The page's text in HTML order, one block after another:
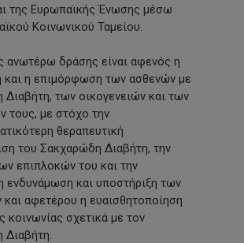
της Ευρωπαϊκής Ένωσης μέσω
Κοινωνικού Ταμείου.
ανωτέρω δράσης είναι αφενός η
και η επιμόρφωση των ασθενών με
των οικογενειών και των
τους, με στόχο την
θεραπευτική
του Σακχαρώδη Διαβήτη, την
επιπλοκών του και την
ενδυνάμωση και υποστήριξη των
αφετέρου η ευαισθητοποίηση
κοινωνίας σχετικά με τον